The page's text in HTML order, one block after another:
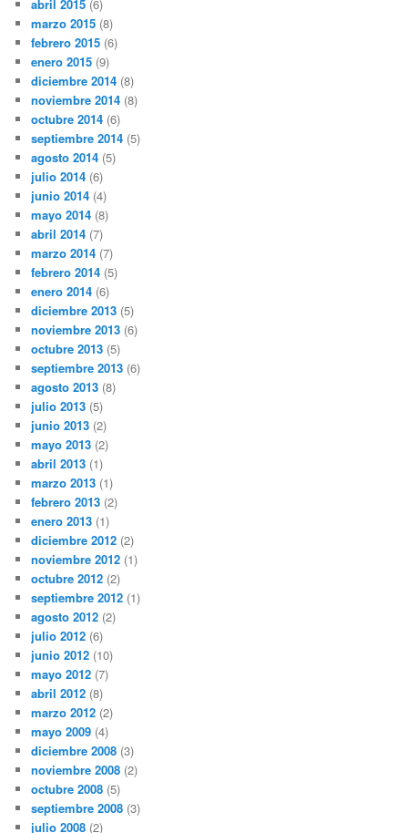
abril 2015 (6)
marzo 2015 (8)
febrero 2015 (6)
enero 2015 (9)
diciembre 2014 (8)
noviembre 2014 (8)
octubre 2014 (6)
septiembre 2014 (5)
agosto 2014 (5)
julio 2014 (6)
junio 2014 (4)
mayo 2014 (8)
abril 2014 (7)
marzo 2014 (7)
febrero 2014 (5)
enero 2014 (6)
diciembre 2013 (5)
noviembre 2013 (6)
octubre 2013 (5)
septiembre 2013 (6)
agosto 2013 (8)
julio 2013 (5)
junio 2013 (2)
mayo 2013 (2)
abril 2013 (1)
marzo 2013 (1)
febrero 2013 (2)
enero 2013 (1)
diciembre 2012 (2)
noviembre 2012 (1)
octubre 2012 (2)
septiembre 2012 (1)
agosto 2012 (2)
julio 2012 (6)
junio 2012 (10)
mayo 2012 (7)
abril 2012 (8)
marzo 2012 (2)
mayo 2009 (4)
diciembre 2008 (3)
noviembre 2008 (2)
octubre 2008 (5)
septiembre 2008 (3)
julio 2008 (2)